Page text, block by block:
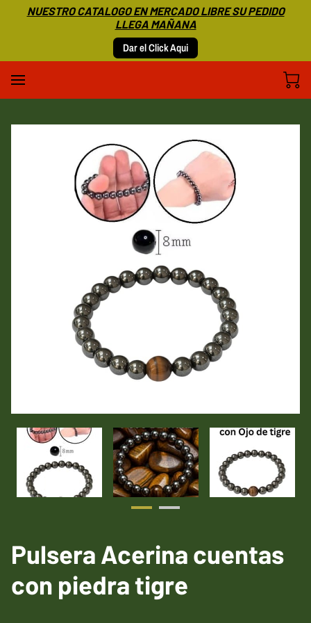
NUESTRO CATALOGO EN MERCADO LIBRE SU PEDIDO
LLEGA MAÑANA
Dar el Click Aqui
Pulsera Acerina cuentas
con piedra tigre